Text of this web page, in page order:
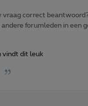
vraag correct
forumleden in een
vindt dit leuk